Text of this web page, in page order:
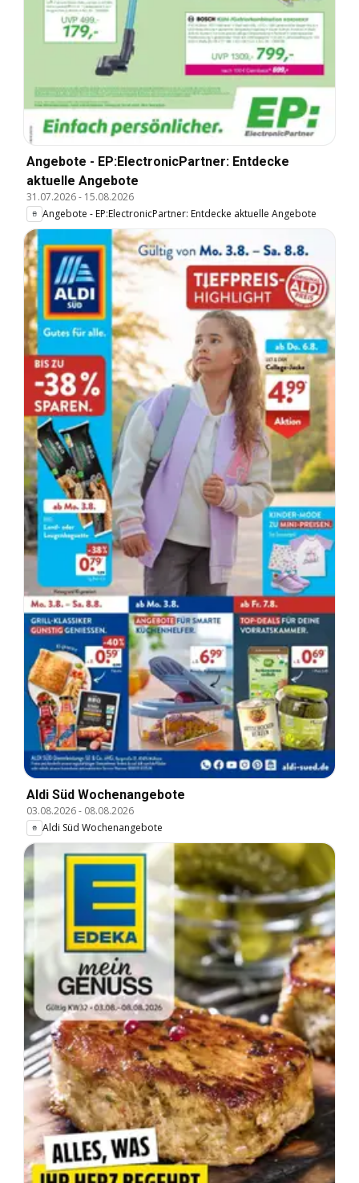
Angebote - EP:ElectronicPartner: Entdecke
aktuelle Angebote
31.07.2026- 15.08.2026
Angebote - EP:ElectronicPartner: Entdecke aktuelle Angebote
Aldi Süd Wochenangebote
03.08.2026- 08.08.2026
Aldi Süd Wochenangebote